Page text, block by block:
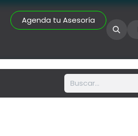
Servicios Asesorías Doctorales UIIX
Agenda tu Asesoría